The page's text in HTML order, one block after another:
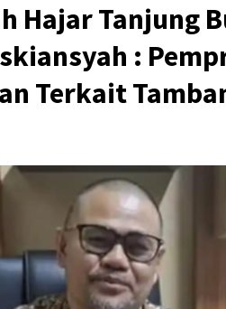
Hajar Tanjung
:
Terkait